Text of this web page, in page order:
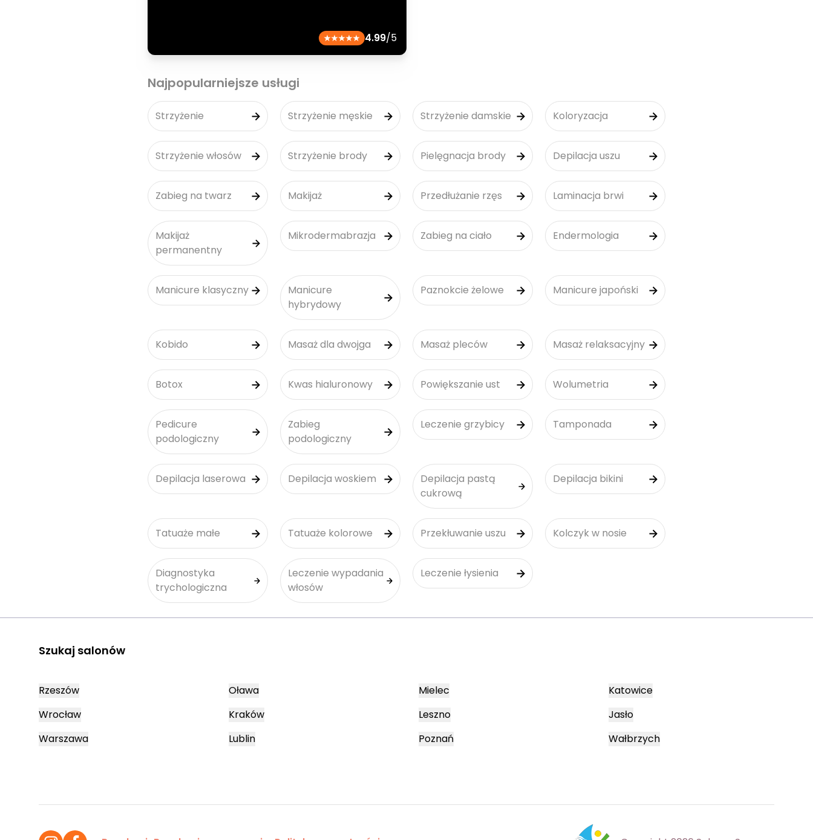
4.99/5
Najpopularniejsze usługi
Strzyżenie Strzyżenie męskie Strzyżenie damskie Koloryzacja
Strzyżenie włosów Strzyżenie brody Pielęgnacja brody Depilacja uszu
Zabieg na twarz Makijaż Przedłużanie rzęs Laminacja brwi
Makijaż
permanentny
Mikrodermabrazja Zabieg na ciało Endermologia
Manicure klasyczny
Manicure
hybrydowy
Paznokcie żelowe Manicure japoński
Kobido Masaż dla dwojga Masaż pleców Masaż relaksacyjny
Botox Kwas hialuronowy Powiększanie ust Wolumetria
Pedicure
podologiczny
Zabieg
podologiczny
Leczenie grzybicy Tamponada
Depilacja laserowa Depilacja woskiem
Depilacja pastą
cukrową
Depilacja bikini
Tatuaże małe Tatuaże kolorowe Przekłuwanie uszu Kolczyk w nosie
Diagnostyka
trychologiczna
Leczenie wypadania
włosów
Leczenie łysienia
Szukaj salonów
Rzeszów
Wrocław
Warszawa
Oława
Kraków
Lublin
Mielec
Leszno
Poznań
Katowice
Jasło
Wałbrzych